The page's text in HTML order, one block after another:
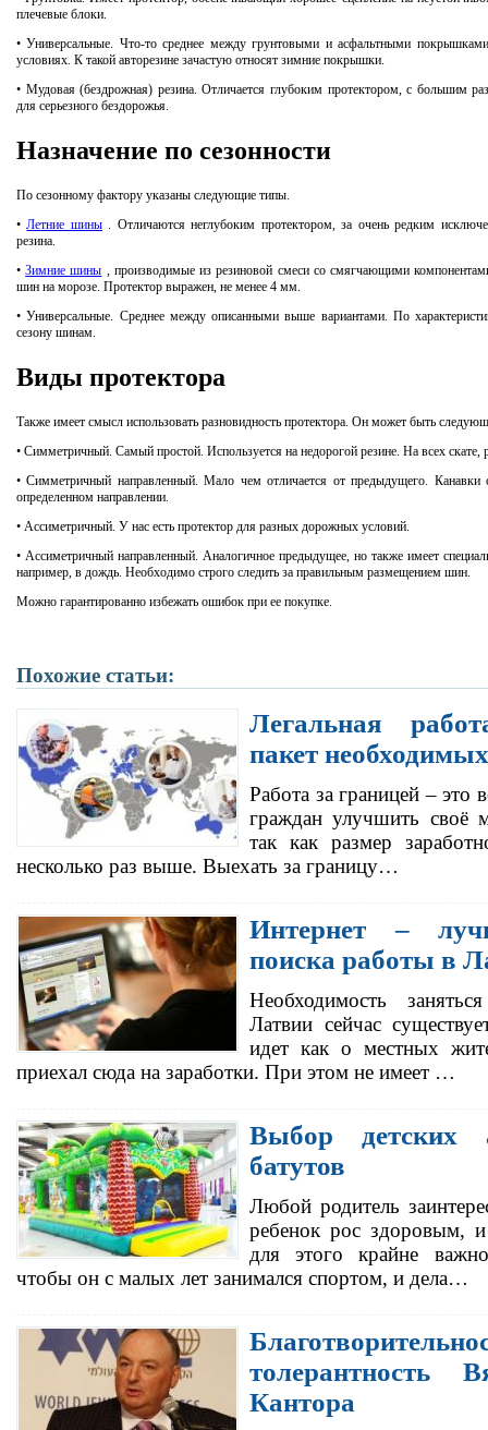
плечевые блоки.
• Универсальные. Что-то среднее между грунтовыми и асфальтными
условиях. К такой авторезине зачастую относят зимние покрышки.
• Мудовая (бездрожная) резина.Отличается глубоким протектором, с большим
для серьезного бездорожья.
Назначение по сезонности
По сезонному фактору указаны следующие типы.
•Летние шины. Отличаются неглубоким протектором, за очень редким
резина.
•Зимние шины , производимые из резиновой смеси со смягчающими
шин на морозе. Протектор выражен, не менее 4 мм.
• Универсальные. Среднее между описанными выше вариантами. По
сезону шинам.
Виды протектора
Также имеет смысл использовать разновидность протектора. Он может быть
• Симметричный. Самый простой. Используется на недорогой резине. На всех скате,
• Симметричный направленный.Мало чем отличается от предыдущего. Канавки
определенном направлении.
• Ассиметричный. У нас есть протектор для разных дорожных условий.
• Ассиметричный направленный. Аналогичное предыдущее, но также имеет
например, в дождь. Необходимо строго следить за правильным размещением шин.
Можно гарантированно избежать ошибок при ее покупке.
Похожие статьи:
Легальная
пакет
Работа за границей – это
граждан улучшить своё
так как размер
несколько раз выше. Выехать за границу…
Интернет –
поиска работы в
Необходимость
Латвии сейчас
идет как о местных
приехал сюда на заработки. При этом не имеет …
Выбор детских
батутов
Любой родитель
ребенок рос здоровым,
для этого крайне
чтобы он с малых лет занимался спортом, и дела…
толерантность
Кантора